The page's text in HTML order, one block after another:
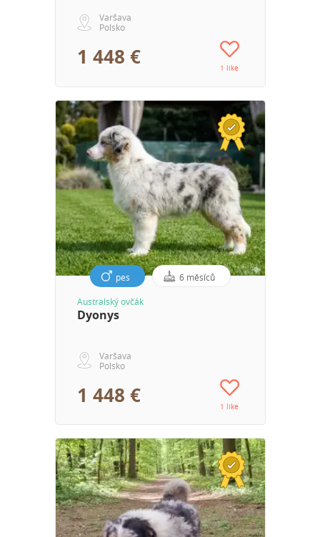
Varšava
Polsko
1 448 € 1 like
pes 6 měsíců
Australský ovčák
Dyonys
Varšava
Polsko
1 448 € 1 like